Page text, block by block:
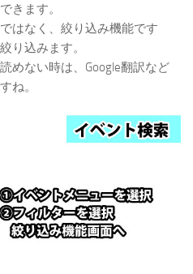
きます。
はなく、絞り込み機能です
り込みます。
めない時は、Google翻訳など
ね。